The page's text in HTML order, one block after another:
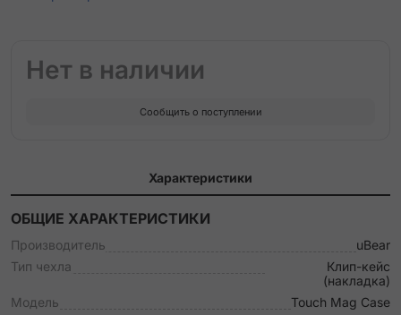
Нет в наличии
Сообщить о поступлении
Характеристики
ОБЩИЕ ХАРАКТЕРИСТИКИ
Производитель
uBear
Тип чехла
Клип-кейс
(накладка)
Модель
Touch Mag Case